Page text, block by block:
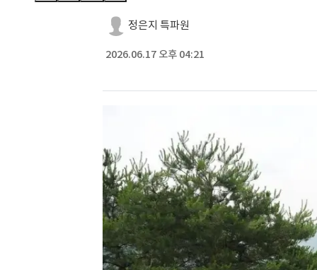
정은지 특파원
2026.06.17 오후 04:21